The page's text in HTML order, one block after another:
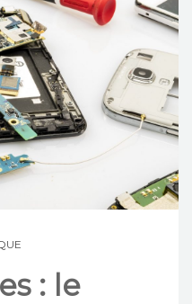
: le